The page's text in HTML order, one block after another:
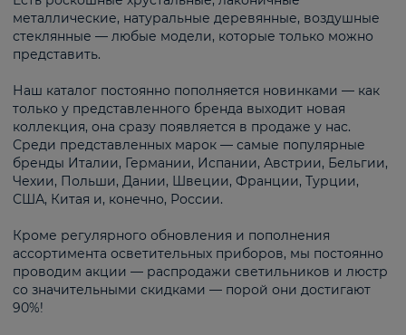
металлические, натуральные деревянные, воздушные
стеклянные — любые модели, которые только можно
представить.
Наш каталог постоянно пополняется новинками — как
только у представленного бренда выходит новая
коллекция, она сразу появляется в продаже у нас.
Среди представленных марок — самые популярные
бренды Италии, Германии, Испании, Австрии, Бельгии,
Чехии, Польши, Дании, Швеции, Франции, Турции,
США, Китая и, конечно, России.
Кроме регулярного обновления и пополнения
ассортимента осветительных приборов, мы постоянно
проводим акции — распродажи светильников и люстр
со значительными скидками — порой они достигают
90%!